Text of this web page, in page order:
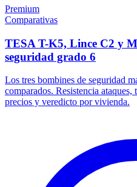
Premium
Comparativas
TESA T-K5, Lince C2 y
seguridad grado 6
Los tres bombines de seguridad
comparados. Resistencia
precios y veredicto por vivienda.